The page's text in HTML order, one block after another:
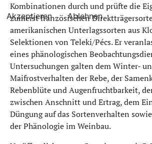
Kombinationen durch und prüfte die
zumeist französischen
amerikanischen Unterlagssorten aus
Selektionen von Teleki/Pécs. Er
eines phänologischen
Untersuchungen galten dem Winter-
Maifrostverhalten der Rebe, der
Rebenblüte und Augenfruchtbarkeit,
zwischen Anschnitt und Ertrag, dem
Düngung auf das Sortenverhalten
der Phänologie im Weinbau.
Akzeptieren Ablehnen